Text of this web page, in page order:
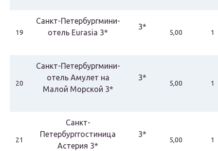
19
Санкт-Петербургмини-
отель Eurasia 3*
3*
5,00 1
20
Санкт-Петербургмини-
отель Амулет на
Малой Морской 3*
3*
5,00 1
21
Санкт-
Петербурггостиница
Астерия 3*
3*
5,00 1